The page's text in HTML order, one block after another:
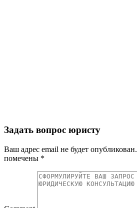
Задать вопрос юристу
Ваш адрес email не будет опубликован.
помечены *